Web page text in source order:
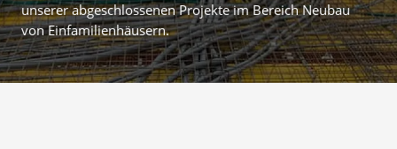
unserer abgeschlossenen Projekte im Bereich Neubau
von Einfamilienhäusern.